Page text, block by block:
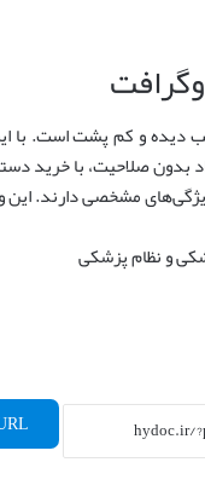
و کم پشت است. با
صلاحیت، با خرید
مشخصی دارند.
و نظام پزشکی